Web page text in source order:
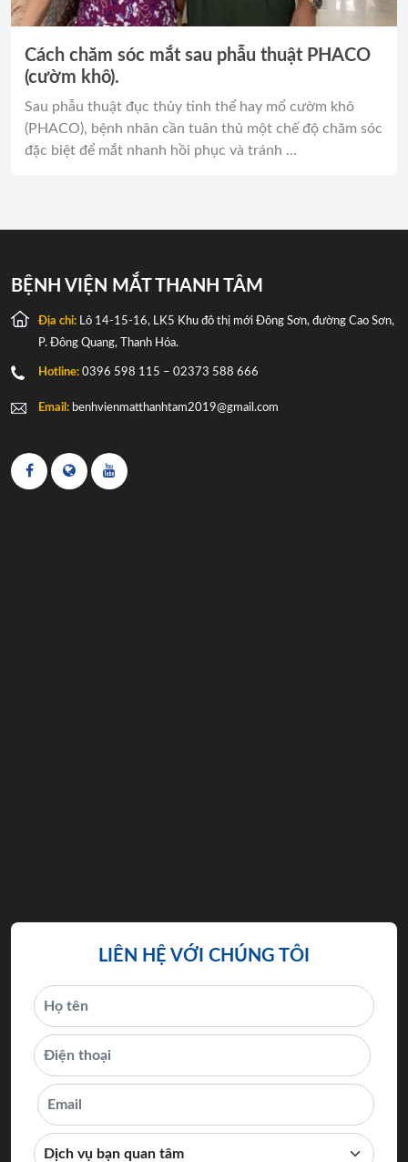
Cách chăm sóc mắt sau phẫu thuật PHACO
(cườm khô).
Sau phẫu thuật đục thủy tinh thể hay mổ cườm khô
(PHACO), bệnh nhân cần tuân thủ một chế độ chăm sóc
đặc biệt để mắt nhanh hồi phục và tránh ...
BỆNH VIỆN MẮT THANH TÂM
Địa chỉ: Lô 14-15-16, LK5 Khu đô thị mới Đông Sơn, đường Cao Sơn,
P. Đông Quang, Thanh Hóa.
Hotline: 0396 598 115 – 02373 588 666
Email: benhvienmatthanhtam2019@gmail.com
LIÊN HỆ VỚI CHÚNG TÔI